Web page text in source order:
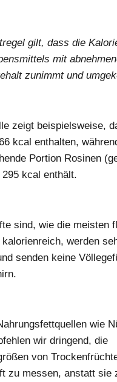
gilt, dass die
mit
zunimmt und
zeigt beispielsweise,
kcal enthalten,
Portion Rosinen
295 kcal enthält.
sind, wie die meisten
kalorienreich, werden
senden keine
wie
wir dringend, die
von
zu messen, anstatt sie